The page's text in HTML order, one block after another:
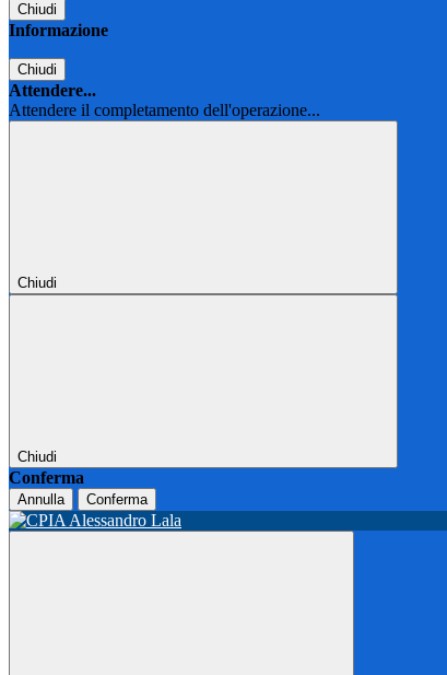
Chiudi
Informazione
Chiudi
Attendere...
Attendere il completamento dell'operazione...
Chiudi
Chiudi
Conferma
Annulla Conferma